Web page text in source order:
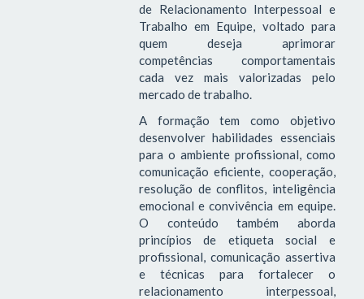
de Relacionamento Interpessoal e
Trabalho em Equipe, voltado para
quem deseja aprimorar
competências comportamentais
cada vez mais valorizadas pelo
mercado de trabalho.
A formação tem como objetivo
desenvolver habilidades essenciais
para o ambiente profissional, como
comunicação eficiente, cooperação,
resolução de conflitos, inteligência
emocional e convivência em equipe.
O conteúdo também aborda
princípios de etiqueta social e
profissional, comunicação assertiva
e técnicas para fortalecer o
relacionamento interpessoal,